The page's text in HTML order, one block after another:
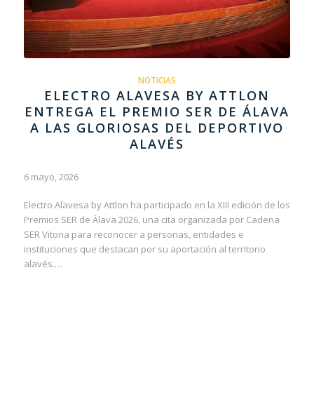
NOTICIAS
ELECTRO ALAVESA BY ATTLON
ENTREGA EL PREMIO SER DE ÁLAVA
A LAS GLORIOSAS DEL DEPORTIVO
ALAVÉS
6 mayo, 2026
Electro Alavesa by Attlon ha participado en la XIII edición de los
Premios SER de Álava 2026, una cita organizada por Cadena
SER Vitoria para reconocer a personas, entidades e
instituciones que destacan por su aportación al territorio
alavés.…